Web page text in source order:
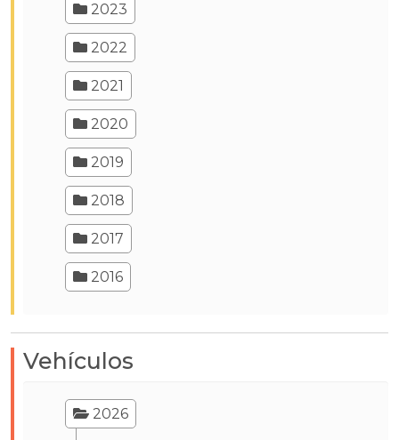
2023
2022
2021
2020
2019
2018
2017
2016
Vehículos
2026